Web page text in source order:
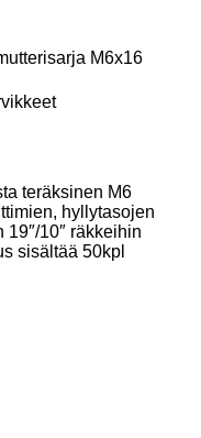
M6x16
teräksinen M6
hyllytasojen
10″ räkkeihin
sisältää 50kpl